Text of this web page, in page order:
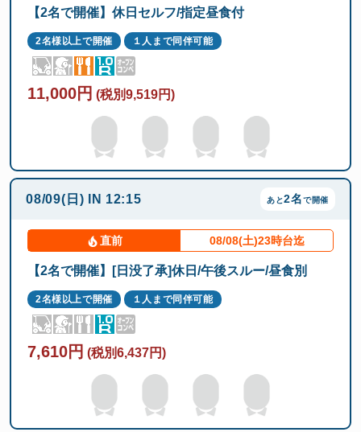
【2名で開催】休日セルフ/指定昼食付
2名様以上で開催 １人まで同伴可能
11,000円 (税別9,519円)
08/09(日) IN 12:15 あと2名で開催
直前 08/08(土)23時台迄
【2名で開催】[日没了承]休日/午後スルー/昼食別
2名様以上で開催 １人まで同伴可能
7,610円 (税別6,437円)